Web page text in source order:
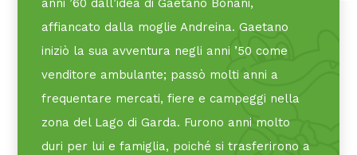
anni ’60 dall’idea di Gaetano Bonani,
affiancato dalla moglie Andreina. Gaetano
iniziò la sua avventura negli anni ’50 come
venditore ambulante; passò molti anni a
frequentare mercati, fiere e campeggi nella
zona del Lago di Garda. Furono anni molto
duri per lui e famiglia, poiché si trasferirono a